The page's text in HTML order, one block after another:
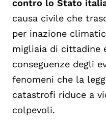
contro lo Stato
causa civile che
per inazione
migliaia di cittadine
conseguenze degli
fenomeni che la
catastrofi riduce a
colpevoli.